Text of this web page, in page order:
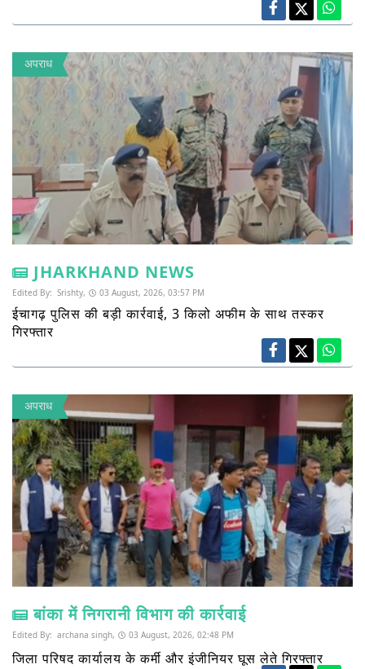
अपराध
JHARKHAND NEWS
Edited By: Srishty, 03 August, 2026, 03:57 PM
ईचागढ़ पुलिस की बड़ी कार्रवाई, 3 किलो अफीम के साथ तस्कर
गिरफ्तार
अपराध
बांका में निगरानी विभाग की कार्रवाई
Edited By: archana singh, 03 August, 2026, 02:48 PM
जिला परिषद कार्यालय के कर्मी और इंजीनियर घूस लेते गिरफ्तार